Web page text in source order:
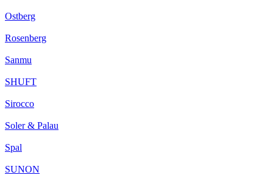
Ostberg
Rosenberg
Sanmu
SHUFT
Sirocco
Soler & Palau
Spal
SUNON